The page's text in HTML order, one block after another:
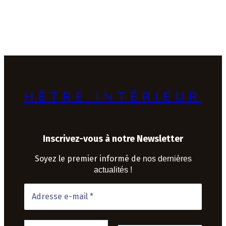
HÊTRE INTÉRIEUR
Inscrivez-vous à notre Newsletter
Soyez le premier informé de nos dernières
actualités !